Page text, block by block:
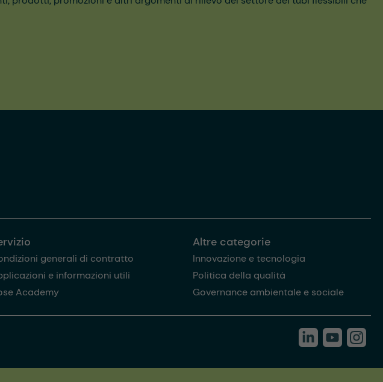
generali di contratto
e informazioni utili
Academy
Altre categorie
Innovazione e tecnologia
Politica della qualità
Governance ambientale e sociale